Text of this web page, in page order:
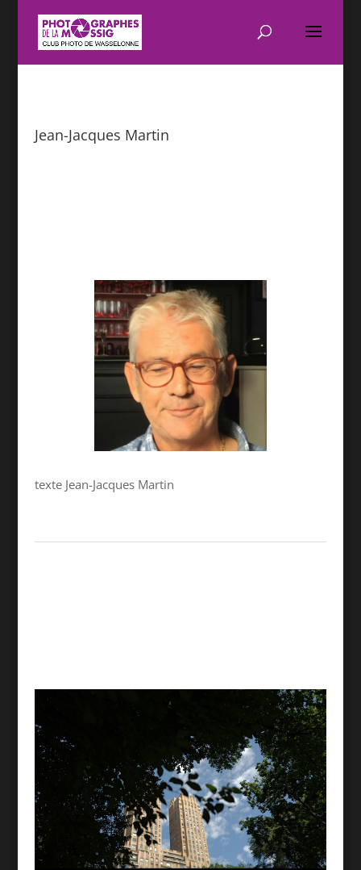
Jean-Jacques Martin
texte Jean-Jacques Martin